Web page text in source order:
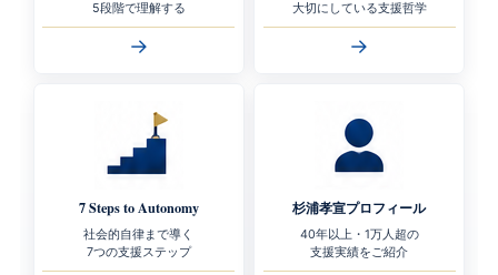
5段階で理解する
→
大切にしている支援哲学
→
7 Steps to Autonomy
社会的自律まで導く
7つの支援ステップ
杉浦孝宣プロフィール
40年以上・1万人超の
支援実績をご紹介